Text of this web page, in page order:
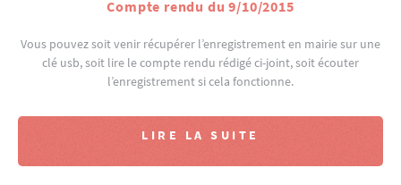
Compte rendu du 9/10/2015
Vous pouvez soit venir récupérer l’enregistrement en mairie sur une
clé usb, soit lire le compte rendu rédigé ci-joint, soit écouter
l’enregistrement si cela fonctionne.
LIRE LA SUITE